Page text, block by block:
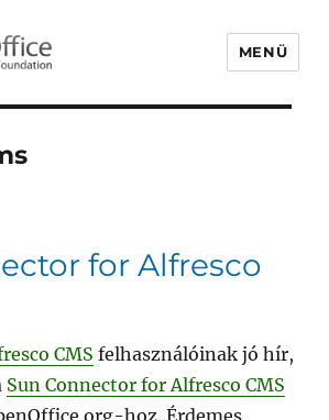
MENÜ
for Alfresco
CMS felhasználóinak jó hír,
Sun Connector for Alfresco CMS
hoz. Érdemes